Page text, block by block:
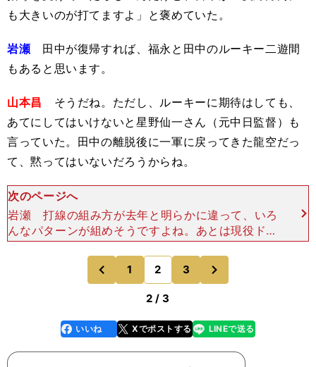
も大きいのが打てますよ」と褒めていた。
岩瀬 田中が復帰すれば、福永と田中のルーキー二遊間
もあると思います。
山本昌 そうだね。ただし、ルーキーに期待はしても、
あてにしてはいけないと星野仙一さん（元中日監督）も
言っていた。田中の離脱後に一軍に戻ってきた龍空だっ
て、黙ってはいないだろうからね。
次のページへ
岩瀬 打線の組み方が去年と明らかに違って、いろ
んなパターンが組めそうですよね。あとは現役ドラ
フトでDeNAから加入した細川（成也）、大卒２年
目のブライト（健太）、鵜飼（航丞）の「パワート
リオ」から誰か
前
のページへ
1 2 3
2 / 3
faceboo
k
いいね Xでポストする
line LINEで送る